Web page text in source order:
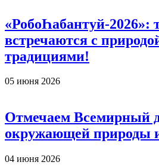
«РобоҺабантуй-2026»:
встречаются с
традициями!
05 июня 2026
Отмечаем Всемирный
окружающей природы
04 июня 2026